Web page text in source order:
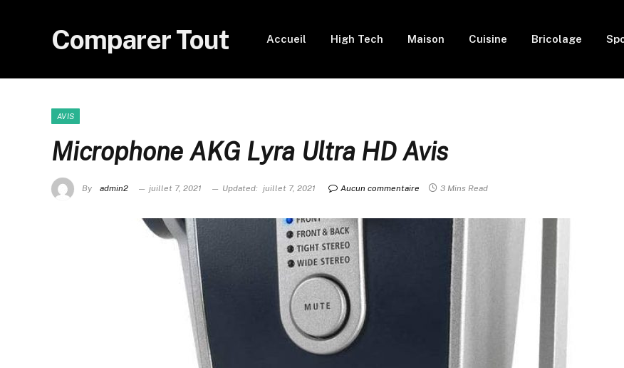
Comparer Tout Accueil High Tech Maison Cuisine Bricolage
AVIS
Microphone AKG Lyra Ultra HD Avis
By admin2 juillet 7, 2021 Updated: juillet 7, 2021 Aucun commentaire 3 Mins Read